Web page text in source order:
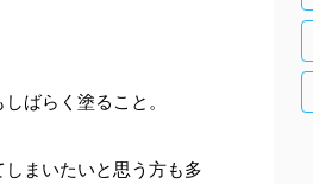
ばらく塗ること。
まいたいと思う方も多